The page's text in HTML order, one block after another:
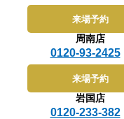
来場予約
周南店
0120-93-2425
来場予約
岩国店
0120-233-382